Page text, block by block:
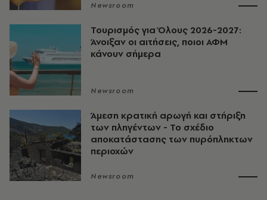
Newsroom
Τουρισμός για Όλους 2026-2027:
Άνοιξαν οι αιτήσεις, ποιοι ΑΦΜ
κάνουν σήμερα
Newsroom
Άμεση κρατική αρωγή και στήριξη
των πληγέντων - Το σχέδιο
αποκατάστασης των πυρόπληκτων
περιοχών
Newsroom